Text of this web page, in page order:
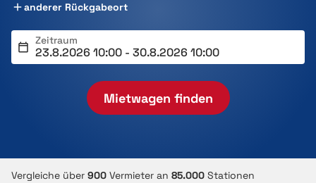
anderer Rückgabeort
Zeitraum
Mietwagen finden
Vergleiche über 900 Vermieter an 85.000 Stationen